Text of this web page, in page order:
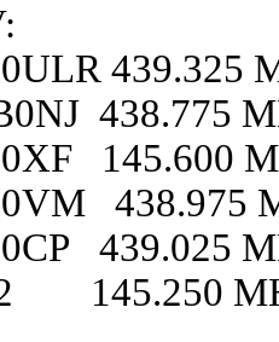
439.325
438.775
145.600
438.975
439.025
145.250